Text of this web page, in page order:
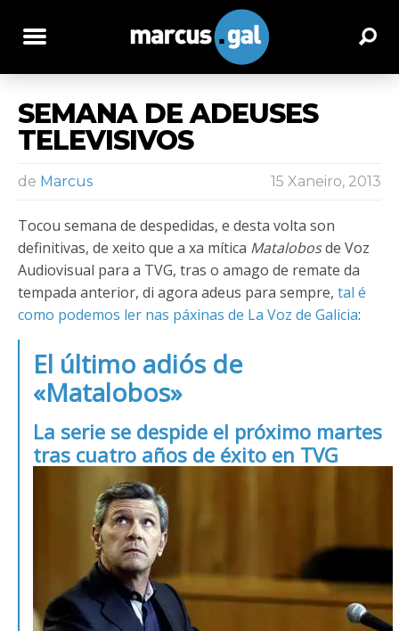
SEMANA DE ADEUSES
TELEVISIVOS
de Marcus 15 Xaneiro, 2013
Tocou semana de despedidas, e desta volta son
definitivas, de xeito que a xa mítica Matalobosde Voz
Audiovisual para a TVG, tras o amago de remate da
tempada anterior, di agora adeus para sempre, tal é
como podemos ler nas páxinas de La Voz de Galicia:
El último adiós de
«Matalobos»
La serie se despide el próximo martes
tras cuatro años de éxito en TVG